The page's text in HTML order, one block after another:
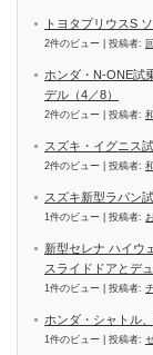
トヨタプリウスS
2件のビュー 投稿者:
ホンダ・N-ONE試
デル（4／8）
2件のビュー 投稿者:
スズキ・イグニス
2件のビュー 投稿者:
スズキ新型ラパン
1件のビュー 投稿者:
新型セレナ ハイウ
スライドドアとデ
1件のビュー 投稿者:
ホンダ・シャトル
1件のビュー 投稿者: